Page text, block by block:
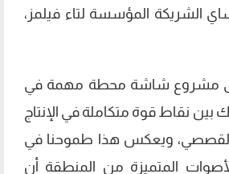
الشريكة المؤسسة لتاء فيلمز،
مشروع شاشة محطة مهمة في
بين نقاط قوة متكاملة في الإنتاج
القصصي، ويعكس هذا طموحنا في
المتميزة من المنطقة أن